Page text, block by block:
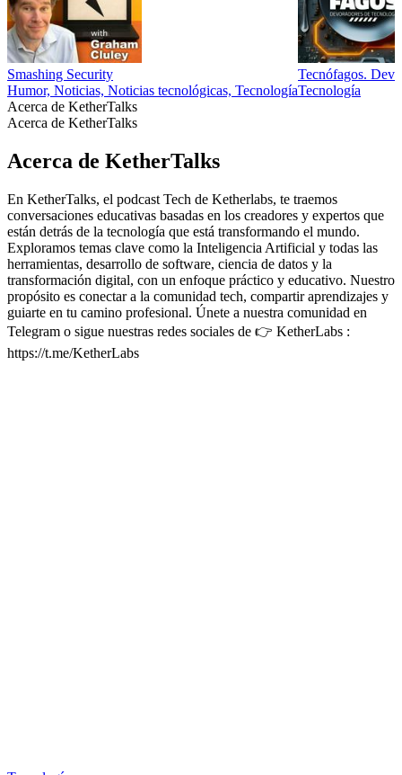
Smashing Security
Humor, Noticias, Noticias tecnológicas, Tecnología
Tecnófagos.
Tecnología
Acerca de KetherTalks
Acerca de KetherTalks
Acerca de KetherTalks
En KetherTalks, el podcast Tech de Ketherlabs, te traemos
conversaciones educativas basadas en los creadores y expertos que
están detrás de la tecnología que está transformando el mundo.
Exploramos temas clave como la Inteligencia Artificial y todas las
herramientas, desarrollo de software, ciencia de datos y la
transformación digital, con un enfoque práctico y educativo. Nuestro
propósito es conectar a la comunidad tech, compartir aprendizajes y
guiarte en tu camino profesional. Únete a nuestra comunidad en
Telegram o sigue nuestras redes sociales de 👉 KetherLabs :
https://t.me/KetherLabs